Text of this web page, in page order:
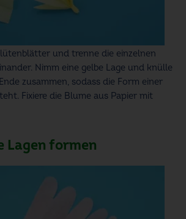
und trenne die einzelnen
Nimm eine gelbe Lage und knülle
zusammen, sodass die Form einer
Fixiere die Blume aus Papier mit
Lagen formen